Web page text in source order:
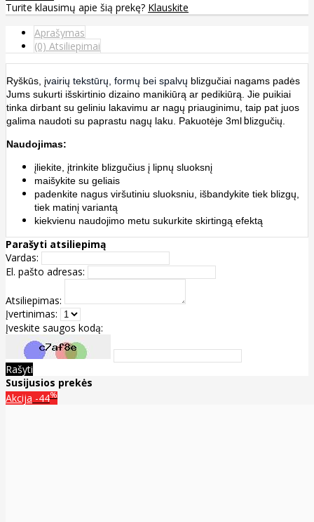
Turite klausimų apie šią prekę? Klauskite
Aprašymas
(0) Atsiliepimai
Ryškūs, įvairių tekstūrų, formų bei spalvų blizgučiai nagams padės
Jums sukurti išskirtinio dizaino manikiūrą ar pedikiūrą. Jie puikiai
tinka dirbant su geliniu lakavimu ar nagų priauginimu, taip pat juos
galima naudoti su paprastu nagų laku. Pakuotėje 3ml blizgučių.
Naudojimas:
įliekite, įtrinkite blizgučius į lipnų sluoksnį
maišykite su geliais
padenkite nagus viršutiniu sluoksniu, išbandykite tiek blizgų,
tiek matinį variantą
kiekvienu naudojimo metu sukurkite skirtingą efektą
Parašyti atsiliepimą
Vardas:
El. pašto adresas:
Atsiliepimas:
Įvertinimas:
Įveskite saugos kodą:
Rašyti
Susijusios prekės
Akcija -44%